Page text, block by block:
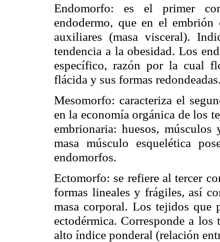
Endomorfo: es el primer
endodermo, que en el
auxiliares (masa visceral).
tendencia a la obesidad. Los
específico, razón por la cual
flácida y sus formas
Mesomorfo: caracteriza el
en la economía orgánica de los
embrionaria: huesos,
masa músculo esquelética
endomorfos.
Ectomorfo: se refiere al tercer
formas lineales y frágiles, así
masa corporal. Los tejidos que
ectodérmica. Corresponde a
alto índice ponderal (relación